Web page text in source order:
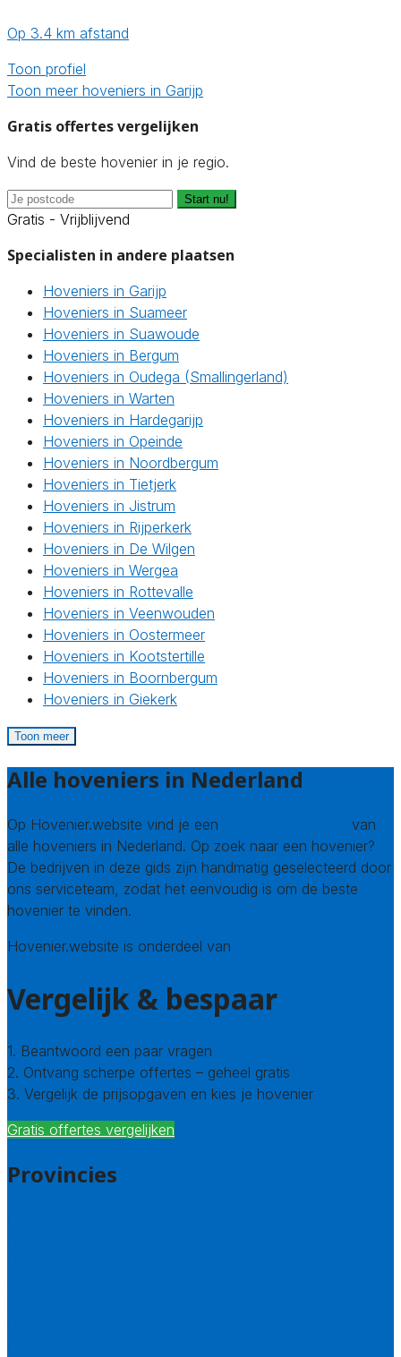
Op 3.4 km afstand
Toon profiel
Toon meer hoveniers in Garijp
Gratis offertes vergelijken
Vind de beste hovenier in je regio.
Start nu!
Gratis - Vrijblijvend
Specialisten in andere plaatsen
Hoveniers in Garijp
Hoveniers in Suameer
Hoveniers in Suawoude
Hoveniers in Bergum
Hoveniers in Oudega (Smallingerland)
Hoveniers in Warten
Hoveniers in Hardegarijp
Hoveniers in Opeinde
Hoveniers in Noordbergum
Hoveniers in Tietjerk
Hoveniers in Jistrum
Hoveniers in Rijperkerk
Hoveniers in De Wilgen
Hoveniers in Wergea
Hoveniers in Rottevalle
Hoveniers in Veenwouden
Hoveniers in Oostermeer
Hoveniers in Kootstertille
Hoveniers in Boornbergum
Hoveniers in Giekerk
Toon meer
Alle hoveniers in Nederland
Op Hovenier.website vind je een
van
alle hoveniers in Nederland. Op zoek naar een hovenier?
De bedrijven in deze gids zijn handmatig geselecteerd door
ons serviceteam, zodat het eenvoudig is om de beste
hovenier te vinden.
Hovenier.website is onderdeel van
Vergelijk & bespaar
1. Beantwoord een paar vragen
2. Ontvang scherpe offertes – geheel gratis
3. Vergelijk de prijsopgaven en kies je hovenier
Gratis offertes vergelijken
Provincies